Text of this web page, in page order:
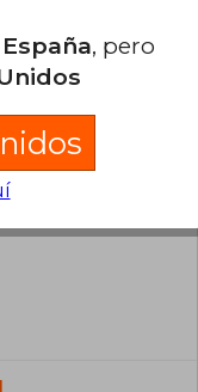
el libro
, pero